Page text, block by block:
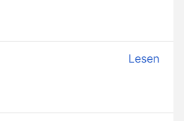
Lesen